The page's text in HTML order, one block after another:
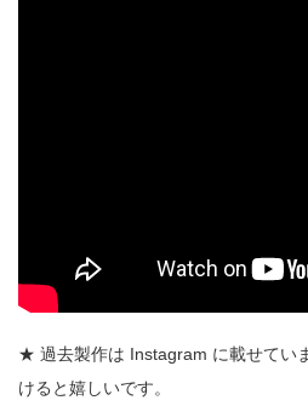
★ 過去製作は Instagram に載せてい
けると嬉しいです。